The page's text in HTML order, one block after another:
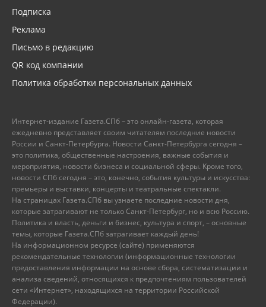
Подписка
Реклама
Письмо в редакцию
QR код компании
Политика обработки персональных данных
Интернет-издание Газета.СПб – это онлайн-газета, которая
ежедневно представляет своим читателям последние новости
России и Санкт-Петербурга. Новости Санкт-Петербурга сегодня –
это политика, общественные настроения, важные события и
мероприятия, новости бизнеса и социальной сферы. Кроме того,
новости СПб сегодня – это, конечно, события культуры и искусства:
премьеры и выставки, концерты и театральные спектакли.
На страницах Газета.СПб вы узнаете последние новости дня,
которые затрагивают не только Санкт-Петербург, но и всю Россию.
Политика и власть, деньги и бизнес, культура и спорт, – основные
темы, которые Газета.СПб затрагивает каждый день!
На информационном ресурсе (сайте) применяются
рекомендательные технологии (информационные технологии
предоставления информации на основе сбора, систематизации и
анализа сведений, относящихся к предпочтениям пользователей
сети «Интернет», находящихся на территории Российской
Федерации).